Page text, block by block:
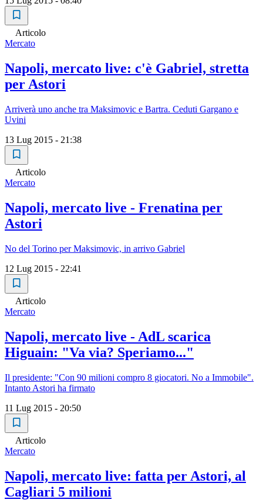
Articolo
Mercato
Napoli, mercato live: c'è Gabriel, stretta
per Astori
Arriverà uno anche tra Maksimovic e Bartra. Ceduti Gargano e
Uvini
13 Lug 2015 - 21:38
Articolo
Mercato
Napoli, mercato live - Frenatina per
Astori
No del Torino per Maksimovic, in arrivo Gabriel
12 Lug 2015 - 22:41
Articolo
Mercato
Napoli, mercato live - AdL scarica
Higuain: "Va via? Speriamo..."
Il presidente: "Con 90 milioni compro 8 giocatori. No a Immobile".
Intanto Astori ha firmato
11 Lug 2015 - 20:50
Articolo
Mercato
Napoli, mercato live: fatta per Astori, al
Cagliari 5 milioni